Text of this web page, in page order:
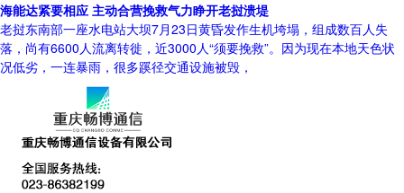
海能达紧要相应 主动合营挽救气力睁开老挝溃堤
老挝东南部一座水电站大坝7月23日黄昏发作生机垮塌，组成数百人失
落，尚有6600人流离转徙，近3000人“须要挽救”。因为现在本地天色状
况低劣，一连暴雨，很多蹊径交通设施被毁，